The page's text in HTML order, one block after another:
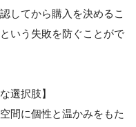
してから購入を決めるこ
いう失敗を防ぐことがで
選択肢】
間に個性と温かみをもた